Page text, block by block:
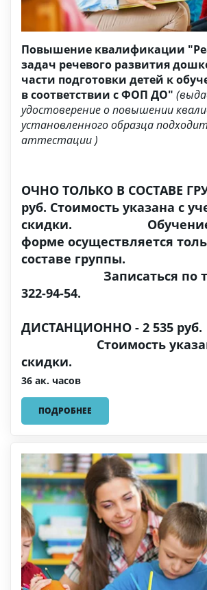
Повышение квалификации
задач речевого развития
части подготовки детей к
в соответствии с ФОП ДО"
удостоверение о повышении
установленного образца
аттестации )
ОЧНО ТОЛЬКО В СОСТАВЕ
руб. Стоимость указана с
скидки. Обучение
форме осуществляется
составе
Записаться по
322-94-
ДИСТАНЦИОННО - 2
Стоимость указана
скидки.
36 ак. часов
ПОДРОБНЕЕ